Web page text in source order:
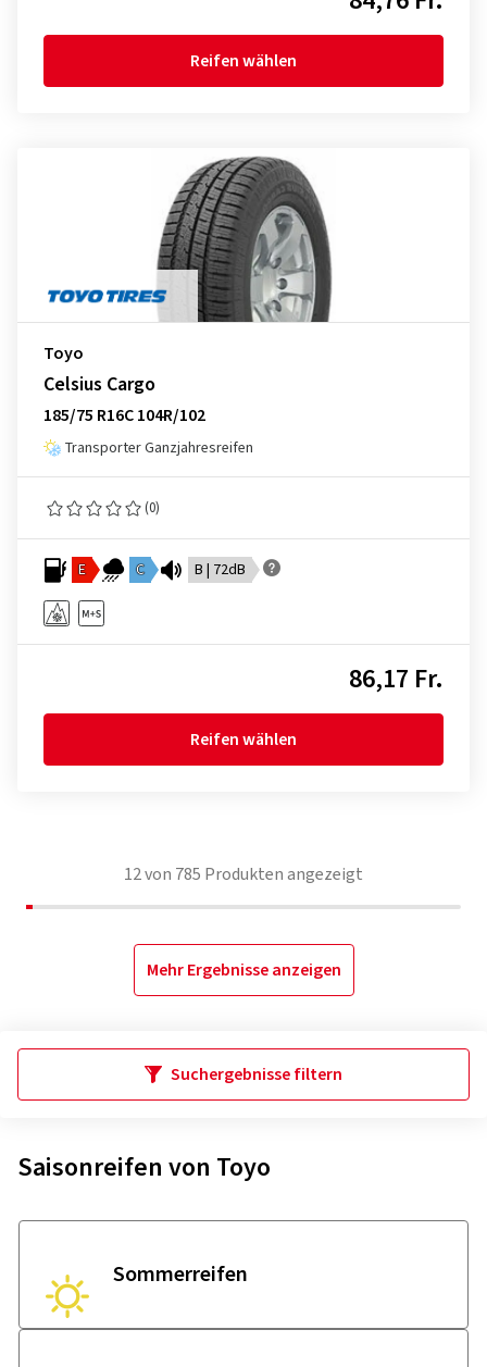
Reifen wählen
Toyo
Celsius Cargo
185/75 R16C 104R/102
Transporter Ganzjahresreifen
(0)
E C B | 72dB
86,17 Fr.
Reifen wählen
12von 785 Produkten angezeigt
Mehr Ergebnisse anzeigen
Suchergebnisse filtern
Saisonreifen von Toyo
Sommer­reifen